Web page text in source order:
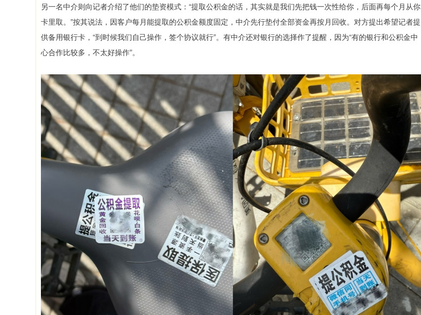
另一名中介则向记者介绍了他们的垫资模式：“提取公积金的话，其实就是我们先把钱一次性给你，后面再每个月从你
卡里取。”按其说法，因客户每月能提取的公积金额度固定，中介先行垫付全部资金再按月回收。对方提出希望记者提
供备用银行卡，“到时候我们自己操作，签个协议就行”。有中介还对银行的选择作了提醒，因为“有的银行和公积金中
心合作比较多，不太好操作”。